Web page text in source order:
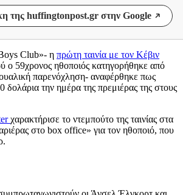
της huffingtonpost.gr στην Google
Club»- η πρώτη ταινία με τον Κέβιν
ο 59χρονος ηθοποιός κατηγορήθηκε από
παρενόχληση- αναφέρθηκε πως
την ημέρα της πρεμιέρας της στους
χαρακτήρισε το ντεμπούτο της ταινίας στα
στο box office» για τον ηθοποιό, που